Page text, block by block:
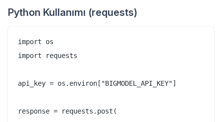
Python Kullanımı (requests)
import os
import requests
api_key = os.environ["BIGMODEL_API_KEY"]
response = requests.post(